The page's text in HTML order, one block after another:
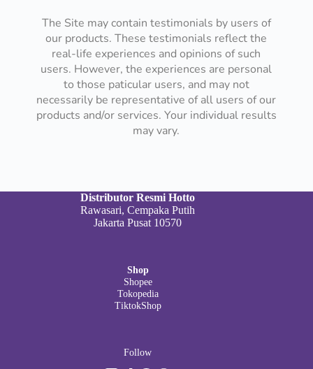
The Site may contain testimonials by users of
our products. These testimonials reflect the
real-life experiences and opinions of such
users. However, the experiences are personal
to those paticular users, and may not
necessarily be representative of all users of our
products and/or services. Your individual results
may vary.
Distributor Resmi Hotto
Rawasari, Cempaka Putih
Jakarta Pusat 10570
Shop
Shopee
Tokopedia
TiktokShop
Follow